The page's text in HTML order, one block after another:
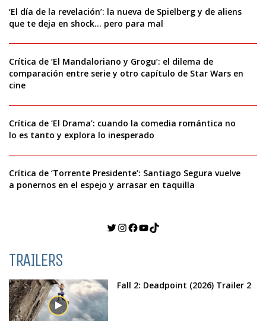
‘El día de la revelación’: la nueva de Spielberg y de aliens
que te deja en shock… pero para mal
Crítica de ‘El Mandaloriano y Grogu’: el dilema de
comparación entre serie y otro capítulo de Star Wars en
cine
Crítica de ‘El Drama’: cuando la comedia romántica no
lo es tanto y explora lo inesperado
Crítica de ‘Torrente Presidente’: Santiago Segura vuelve
a ponernos en el espejo y arrasar en taquilla
Twitter
Instagram
Facebook
YouTube
TikTok
TRAILERS
Fall 2: Deadpoint (2026) Trailer 2